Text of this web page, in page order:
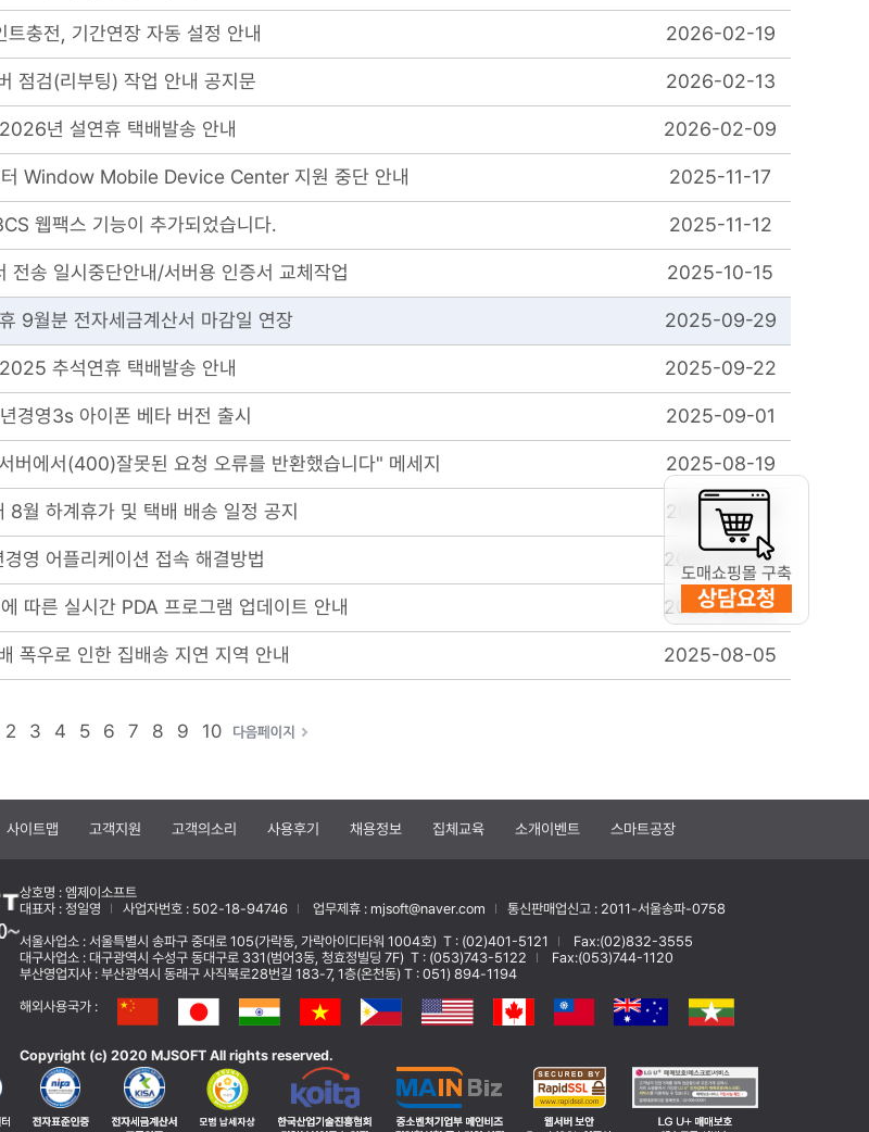
트충전, 기간연장 자동 설정 안내 2026-02-19
점검(리부팅) 작업 안내 공지문 2026-02-13
2026년 설연휴 택배발송 안내 2026-02-09
Window Mobile Device Center 지원 중단 안내 2025-11-17
웹팩스 기능이 추가되었습니다. 2025-11-12
전송 일시중단안내/서버용 인증서 교체작업 2025-10-15
9월분 전자세금계산서 마감일 연장 2025-09-29
2025 추석연휴 택배발송 안내 2025-09-22
경영3s 아이폰 베타 버전 출시 2025-09-01
버에서(400)잘못된 요청 오류를 반환했습니다" 메세지 2025-08-19
8월 하계휴가 및 택배 배송 일정 공지 2025-08-13
경영 어플리케이션 접속 해결방법 2025-08-08
따른 실시간 PDA 프로그램 업데이트 안내 2025-08-05
폭우로 인한 집배송 지연 지역 안내 2025-08-05
2 3 4 5 6 7 8 9 10
사이트맵 고객지원 고객의소리 사용후기 채용정보 집체교육 소개이벤트 스마트공장
상호명 : 엠제이소프트
대표자 : 정일영 사업자번호 : 502-18-94746 업무제휴 : mjsoft@naver.com 통신판매업신고 : 2011-서울송파-0758
서울사업소 : 서울특별시 송파구 중대로 105(가락동, 가락아이디타워 1004호)T : (02)401-5121 Fax:(02)832-3555
대구사업소 : 대구광역시 수성구 동대구로 331(범어3동, 청효정빌딩 7F)T : (053)743-5122 Fax:(053)744-1120
부산영업지사 : 부산광역시 동래구 사직북로28번길 183-7, 1층(온천동) T : 051) 894-1194
해외사용국가 :
Copyright (c) 2020 MJSOFT All rights reserved.
도매쇼핑몰 구축
상담요청